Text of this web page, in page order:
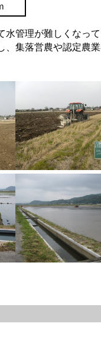
管理が難しくなっ
集落営農や認定農